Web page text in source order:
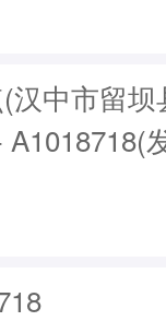
中市留